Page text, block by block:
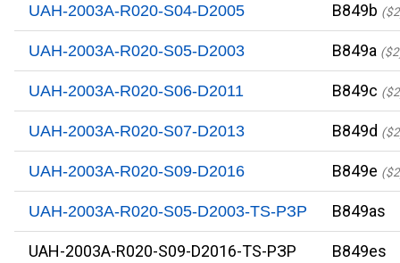
UAH-2003A-R020-S04-D2005 B849b
UAH-2003A-R020-S05-D2003 B849a
UAH-2003A-R020-S06-D2011 B849c
UAH-2003A-R020-S07-D2013 B849d
UAH-2003A-R020-S09-D2016 B849e
UAH-2003A-R020-S05-D2003-TS-PЗР B849as
UAH-2003A-R020-S09-D2016-TS-PЗР B849es